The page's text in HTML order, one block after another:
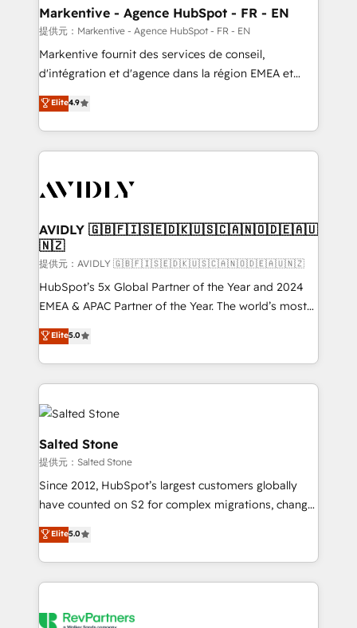
せください。
🎯Demand Gen & ABM: Drive pipeline with inbound,
ABM, AEO, SEO, & paid media. 👩‍💻Web Design:
Build high-performing websites with UX, messaging,
& conversion strategy that drive results. 🤖AI
AI, & maximize AEO with tailored AI services. 🧩
Integrations: Extend HubSpot with custom
Markentive - Agence HubSpot - FR - EN
提供元：Markentive - Agence HubSpot - FR - EN
Markentive fournit des services de conseil,
d'intégration et d'agence dans la région EMEA et
North America. Avec plus de 115 experts en
marketing automation, Growth, Revops, CRM et
webdesign. Markentive is both a consulting firm, a
digital agency and an integrator. With over 115
CRM and webdesign (We focus on EMEA - USA
Elite4.9
AVIDLY 🇬🇧🇫🇮🇸🇪🇩🇰🇺🇸🇨🇦🇳🇴🇩🇪🇦🇺
🇳🇿
提供元：AVIDLY 🇬🇧🇫🇮🇸🇪🇩🇰🇺🇸🇨🇦🇳🇴🇩🇪🇦🇺🇳🇿
HubSpot’s 5x Global Partner of the Year and 2024
EMEA & APAC Partner of the Year. The world’s most
experienced and fully accredited HubSpot Solutions
Partner. 🚀 With 2,750+ HubSpot projects delivered
and 370+ specialists across EMEA, APAC and NAM,
we de-risk complex CRM programmes and
accelerate ROI across every HubSpot Hub. 🧭 From
multi-region migrations to AI-powered automation,
we turn complexity into clarity, human at global
scale. 🏆 HubSpot’s CEO called us “the partner of the
future.” Others agree it is proof of trust built through
measurable impact.
Elite5.0
Salted Stone
提供元：Salted Stone
Since 2012, HubSpot’s largest customers globally
have counted on S2 for complex migrations, change
management, systems integration, and creative
solutions that deliver measurable impact and
transform brand experiences As one of the few full-
service creative agencies in the HubSpot
winning design to build scalable, globally
Elite5.0